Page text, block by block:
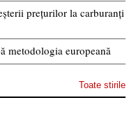
prețurilor la carburanți
metodologia europeană
Toate stirile